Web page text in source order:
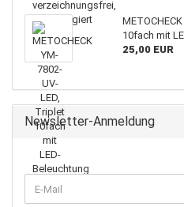
10fach mit
25,00 EUR
Newsletter-Anmeldung